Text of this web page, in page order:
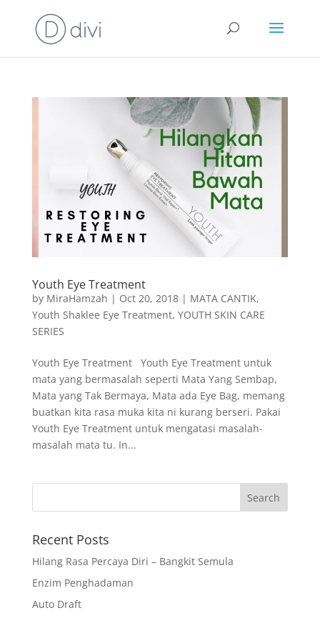
Youth Eye Treatment
by MiraHamzah | Oct 20, 2018| MATA CANTIK,
Youth Shaklee Eye Treatment, YOUTH SKIN CARE
SERIES
Youth Eye Treatment Youth Eye Treatment untuk
mata yang bermasalah seperti Mata Yang Sembap,
Mata yang Tak Bermaya, Mata ada Eye Bag, memang
buatkan kita rasa muka kita ni kurang berseri. Pakai
Youth Eye Treatment untuk mengatasi masalah-
masalah mata tu. In...
Recent Posts
Hilang Rasa Percaya Diri – Bangkit Semula
Enzim Penghadaman
Auto Draft